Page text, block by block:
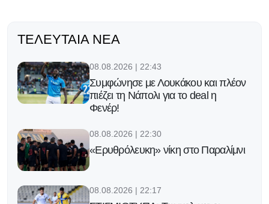
ΤΕΛΕΥΤΑΊΑ ΝΈΑ
08.08.2026 | 22:43
Συμφώνησε με Λουκάκου και πλέον
πιέζει τη Νάπολι για το deal η
Φενέρ!
08.08.2026 | 22:30
«Ερυθρόλευκη» νίκη στο Παραλίμνι
08.08.2026 | 22:17